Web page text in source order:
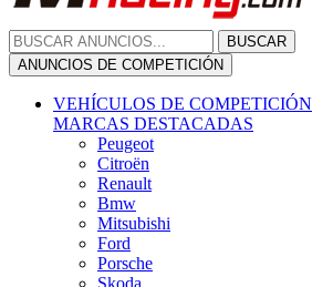
BUSCAR
ANUNCIOS DE COMPETICIÓN
VEHÍCULOS DE COMPETICIÓN
MARCAS DESTACADAS
Peugeot
Citroën
Renault
Bmw
Mitsubishi
Ford
Porsche
Skoda